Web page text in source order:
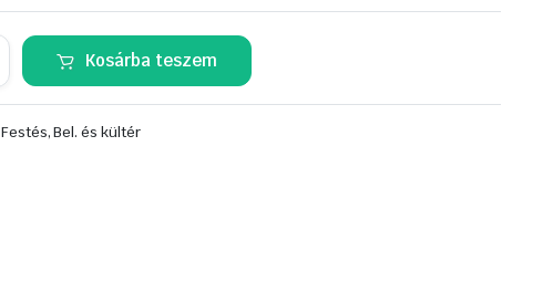
Kosárba teszem
Festés, Bel. és kültér